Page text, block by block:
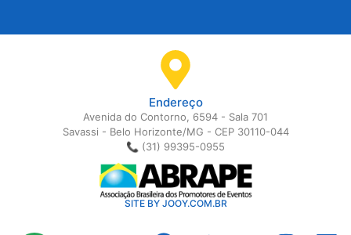
Endereço
Avenida do Contorno, 6594 - Sala 701
Savassi - Belo Horizonte/MG - CEP 30110-044
📞 (31) 99395-0955
SITE BY JOOY.COM.BR